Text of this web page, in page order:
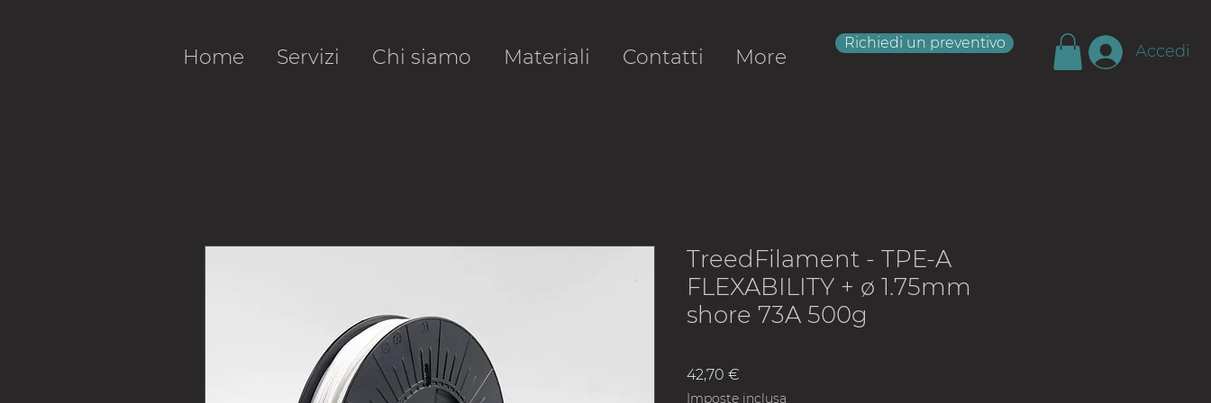
Home Servizi Chi siamo Materiali Contatti More
Richiedi un preventivo Accedi
TreedFilament - TPE-A
FLEXABILITY + ø 1.75mm
shore 73A 500g
42,70 €
Imposte inclusa